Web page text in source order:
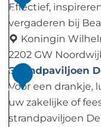
c
h
H
o
u
s
e
l
e
x
a
n
d
e
r
6
Effectief,
vergaderen bij
Koningin
2202 GW
B
e
a
c
1
7
Strandpaviljoen
Voor een drankje,
uw zakelijke of
strandpaviljoen